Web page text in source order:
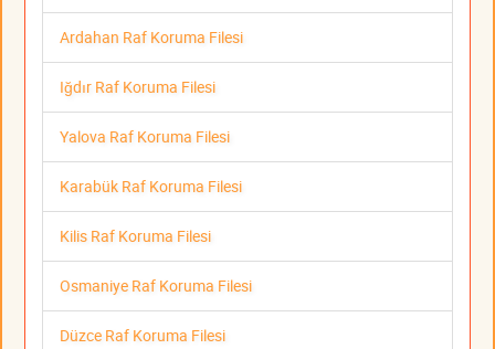
Ardahan Raf Koruma Filesi
Iğdır Raf Koruma Filesi
Yalova Raf Koruma Filesi
Karabük Raf Koruma Filesi
Kilis Raf Koruma Filesi
Osmaniye Raf Koruma Filesi
Düzce Raf Koruma Filesi